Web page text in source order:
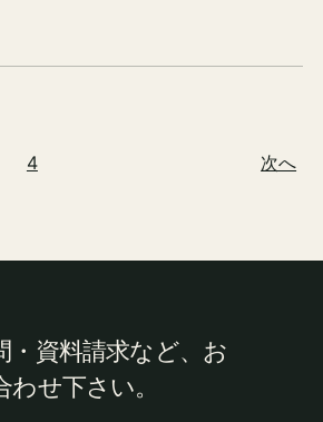
4 次へ
・資料請求など、お
せ下さい。